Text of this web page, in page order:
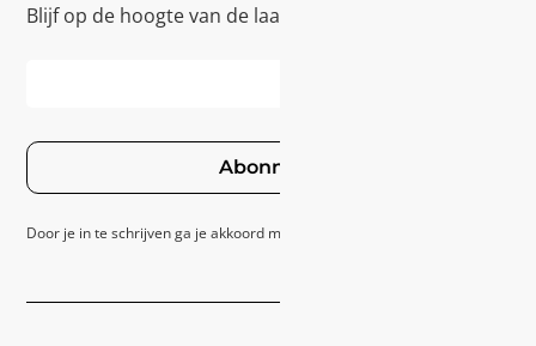
Blijf op de hoogte van de laatste innovaties
Abonneer
Door je in te schrijven ga je akkoord met ons